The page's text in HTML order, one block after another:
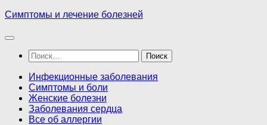
Перейти
содержимому
Симптомы и лечение болезней
Найти:
Инфекционные заболевания
Симптомы и боли
Женские болезни
Заболевания сердца
Все об аллергии